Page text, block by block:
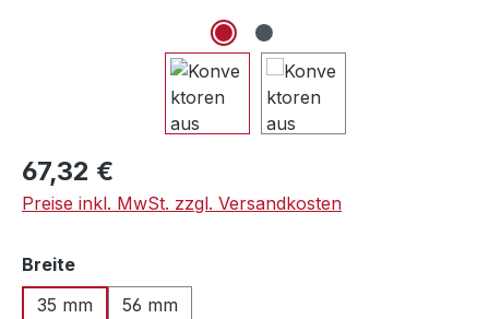
Regulärer Preis:
67,32 €
Preise inkl. MwSt. zzgl. Versandkosten
Breiteauswählen
35 mm
56 mm